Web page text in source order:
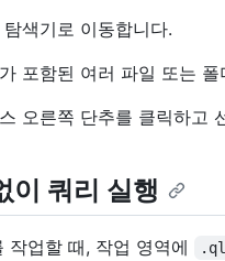
탐색기로 이동합니다.
포함된 여러 파일 또는 폴
오른쪽 단추를 클릭하고
이 쿼리 실행
작업할 때, 작업 영역에 .ql